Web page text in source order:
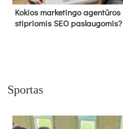
Kokios marketingo
stipriomis SEO paslaugomis?
Sportas